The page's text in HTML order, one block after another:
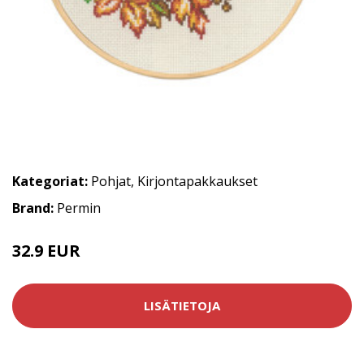
Kategoriat: Pohjat, Kirjontapakkaukset
Brand: Permin
32.9 EUR
LISÄTIETOJA